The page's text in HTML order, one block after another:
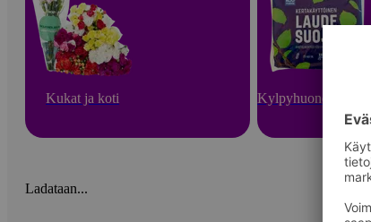
Kukat ja koti Kylpyhuone ja sauna
Ladataan...